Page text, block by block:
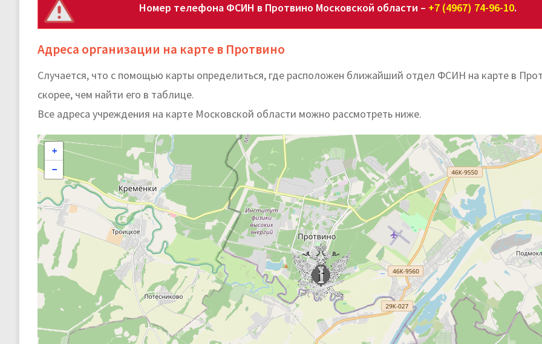
Номер телефона ФСИН в Протвино Московской области – +7 (4967) 74-96-10.
Адреса организации на карте в Протвино
Случается, что с помощью карты определиться, где расположен ближайший отдел ФСИН на карте в
скорее, чем найти его в таблице.
Все адреса учреждения на карте Московской области можно рассмотреть ниже.
+
−